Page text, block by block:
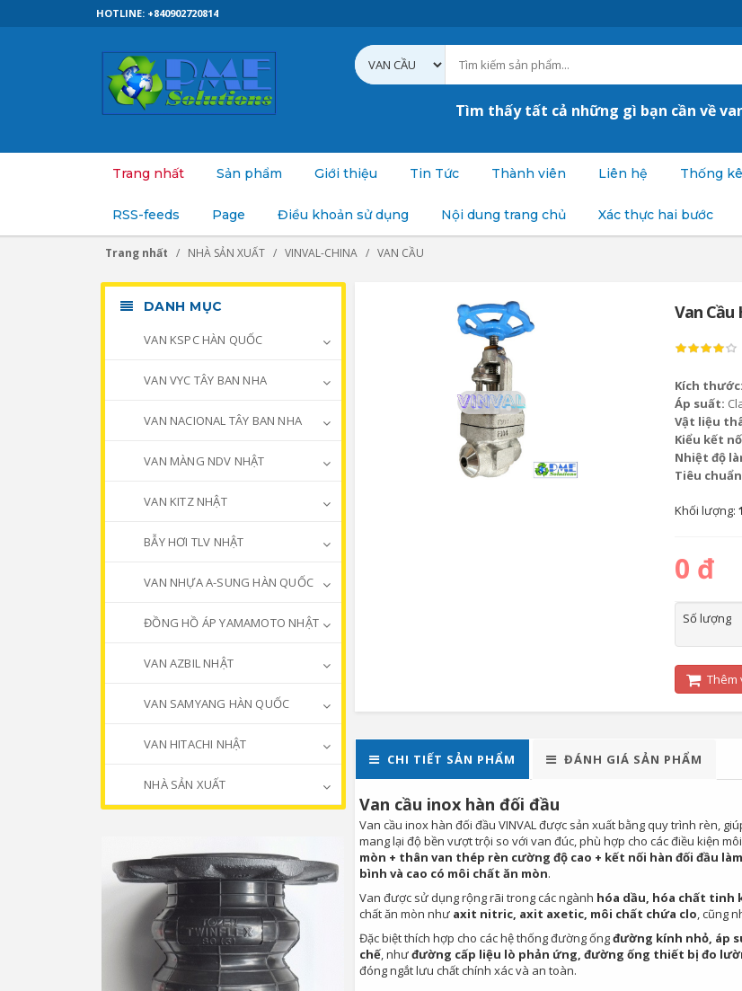
HOTLINE: +840902720814
Tìm thấy tất cả những gì bạn cần về
Trang nhất Sản phẩm Giới thiệu Tin Tức Thành viên Liên hệ Thống kê
RSS-feeds Page Điều khoản sử dụng Nội dung trang chủ Xác thực hai bước
Trang nhất NHÀ SẢN XUẤT VINVAL-CHINA VAN CẦU
Van Cầu
Kích thước:
Áp suất:
Vật liệu
Kiểu kết
Nhiệt độ
Tiêu
Khối lượng: 1
0 đ
Số lượng
Thêm
CHI TIẾT SẢN PHẨM ĐÁNH GIÁ SẢN PHẨM
Van cầu inox hàn đối đầu
Van cầu inox hàn đối đầu VINVAL được sản xuất bằng quy trình rèn,
mang lại độ bền vượt trội so với van đúc, phù hợp cho các điều kiện
mòn + thân van thép rèn cường độ cao + kết nối hàn đối đầu
bình và cao có môi chất ăn mòn.
Van được sử dụng rộng rãi trong các ngành hóa dầu, hóa chất tinh
chất ăn mòn như axit nitric, axit axetic, môi chất chứa clo, cũng
Đặc biệt thích hợp cho các hệ thống đường ốngđường kính nhỏ, áp
chế, nhưđường cấp liệu lò phản ứng, đường ống thiết bị đo
đóng ngắt lưu chất chính xác và an toàn.
DANH MỤC
VAN KSPC HÀN QUỐC
VAN VYC TÂY BAN NHA
VAN NACIONAL TÂY BAN NHA
VAN MÀNG NDV NHẬT
VAN KITZ NHẬT
BẪY HƠI TLV NHẬT
VAN NHỰA A-SUNG HÀN QUỐC
ĐỒNG HỒ ÁP YAMAMOTO NHẬT
VAN AZBIL NHẬT
VAN SAMYANG HÀN QUỐC
VAN HITACHI NHẬT
NHÀ SẢN XUẤT